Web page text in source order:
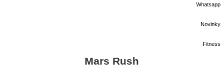
Whatsapp
Novinky
Fitness
Mars Rush